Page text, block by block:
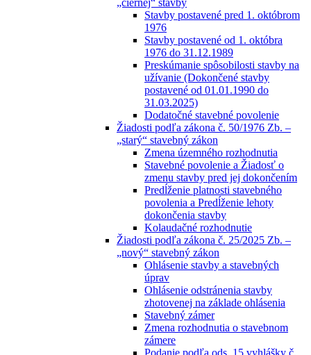
„čiernej“ stavby
Stavby postavené pred 1. októbrom
1976
Stavby postavené od 1. októbra
1976 do 31.12.1989
Preskúmanie spôsobilosti stavby na
užívanie (Dokončené stavby
postavené od 01.01.1990 do
31.03.2025)
Dodatočné stavebné povolenie
Žiadosti podľa zákona č. 50/1976 Zb. –
„starý“ stavebný zákon
Zmena územného rozhodnutia
Stavebné povolenie a Žiadosť o
zmenu stavby pred jej dokončením
Predĺženie platnosti stavebného
povolenia a Predĺženie lehoty
dokončenia stavby
Kolaudačné rozhodnutie
Žiadosti podľa zákona č. 25/2025 Zb. –
„nový“ stavebný zákon
Ohlásenie stavby a stavebných
úprav
Ohlásenie odstránenia stavby
zhotovenej na základe ohlásenia
Stavebný zámer
Zmena rozhodnutia o stavebnom
zámere